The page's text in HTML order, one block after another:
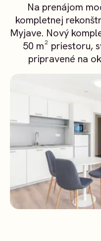
Na prenájom
kompletnej
Myjave. Nový
50 m² priestoru,
pripravené na